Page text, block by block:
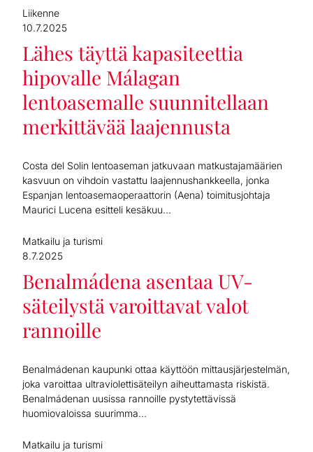
Liikenne
10.7.2025
Lähes täyttä kapasiteettia
hipovalle Málagan
lentoasemalle suunnitellaan
merkittävää laajennusta
Costa del Solin lentoaseman jatkuvaan matkustajamäärien
kasvuun on vihdoin vastattu laajennushankkeella, jonka
Espanjan lentoasemaoperaattorin (Aena) toimitusjohtaja
Maurici Lucena esitteli kesäkuu...
Matkailu ja turismi
8.7.2025
Benalmádena asentaa UV-
säteilystä varoittavat valot
rannoille
Benalmádenan kaupunki ottaa käyttöön mittausjärjestelmän,
joka varoittaa ultraviolettisäteilyn aiheuttamasta riskistä.
Benalmádenan uusissa rannoille pystytettävissä
huomiovaloissa suurimma...
Matkailu ja turismi